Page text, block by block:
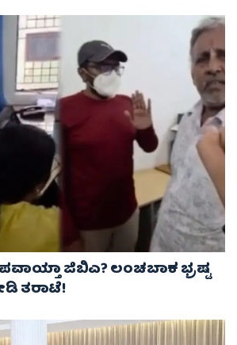
ಜಿಬಿಎ? ಲಂಚಬಾಕ ಭ್ರಷ್ಟ
ತರಾಟೆ!